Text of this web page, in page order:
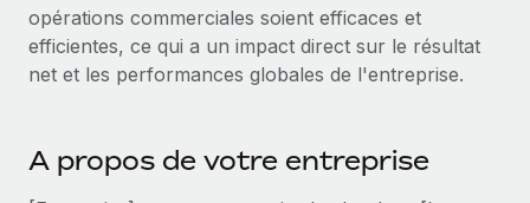
Intégration Remote
Intégrez vos RH aux flux de travail en toute simplicité
Plateforme
Connecter Nouveau
Connectez n'importe quel outil d’IA à Remote grâce à
Entreprises intermédiaires
Développez vos équipes avec des solutions RH sur
mesure
Les RH à l’international pour les grandes entreprises
Études de cas
Checklists et modèles
Descriptions de postes
Italiano
Português (Portugal)
opérations commerciales soient efficaces et
efficientes, ce qui a un impact direct sur le résultat
net et les performances globales de l'entreprise.
A propos de votre entreprise